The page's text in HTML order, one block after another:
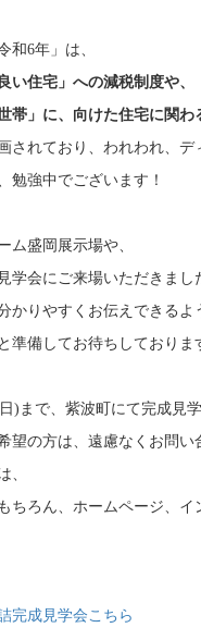
和6年」は、
い住宅」への減税制度や、
帯」に、向けた住宅に関わ
されており、われわれ、デ
勉強中でございます！
ム盛岡展示場や、
学会にご来場いただきまし
かりやすくお伝えできるよ
準備してお待ちしておりま
)まで、紫波町にて完成見
望の方は、遠慮なくお問い
、
ちろん、ホームページ、イ
完成見学会こちら